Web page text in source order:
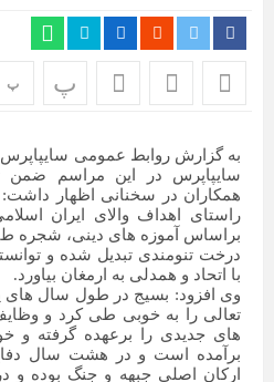
پ پ
به گزارش روابط عمومی
سایپاپرس در این مراسم ضمن
همکاران در سخنانی اظهار داشت:
راستای اهداف والای ایران
براساس آموزه های دینی، شجره
درخت تنومندی تبدیل شده و
با اتحاد و همدلی به ارمغان بیاورد.
وی افزود: بسیج در طول سال
تعالی را به خوبی طی کرد و
های جدیدی را برعهده گرفته و
برآمده است و در هشت سال
ارکان اصلی جبهه و جنگ بوده و